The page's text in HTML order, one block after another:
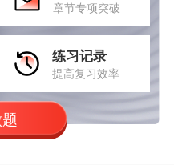
章节专项突破
练习记录
提高复习效率